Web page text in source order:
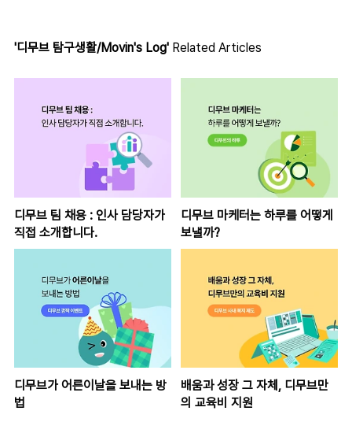
'디무브 탐구생활/Movin's Log' Related Articles
디무브 팀 채용 : 인사 담당자가
직접 소개합니다.
디무브 마케터는 하루를 어떻게
보낼까?
디무브가 어른이날을 보내는 방
법
배움과 성장 그 자체, 디무브만
의 교육비 지원